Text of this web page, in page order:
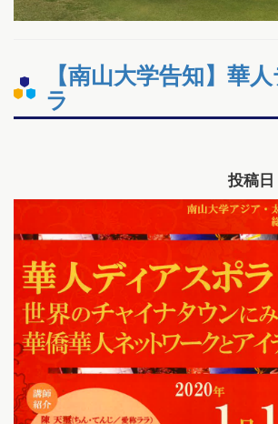
【南山大学告知】華
ラ
投稿日